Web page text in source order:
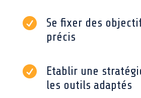

Se fixer des
précis

Etablir une
les outils adaptés